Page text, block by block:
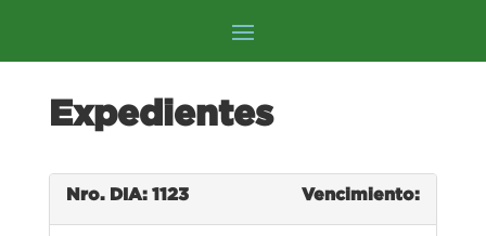
Expedientes
Nro. DIA: 1123 Vencimiento: